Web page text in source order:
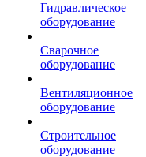
Гидравлическое
оборудование
Сварочное
оборудование
Вентиляционное
оборудование
Строительное
оборудование